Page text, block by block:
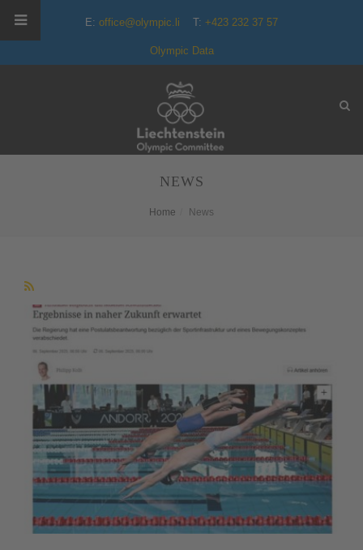
E: office@olympic.li T: +423 232 37 57
Olympic Data
NEWS
Home News